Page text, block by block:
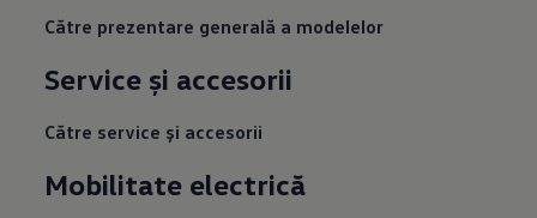
Către prezentare generală a modelelor
Service și accesorii
Către service și accesorii
Mobilitate electrică